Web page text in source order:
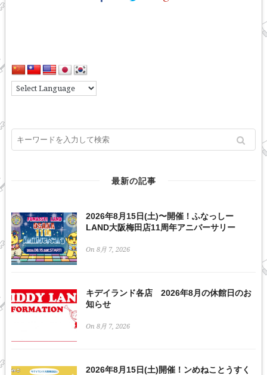
最新の記事
2026年8月15日(土)〜開催！ふなっしー
LAND大阪梅田店11周年アニバーサリー
On 8月 7, 2026
キデイランド各店 2026年8月の休館日のお
知らせ
On 8月 7, 2026
2026年8月15日(土)開催！ンめねことうすく